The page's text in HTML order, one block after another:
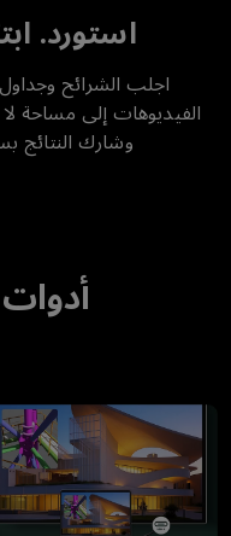
استورد.
اجلب الشرائح
الفيديوهات إلى مساحة لا
وشارك